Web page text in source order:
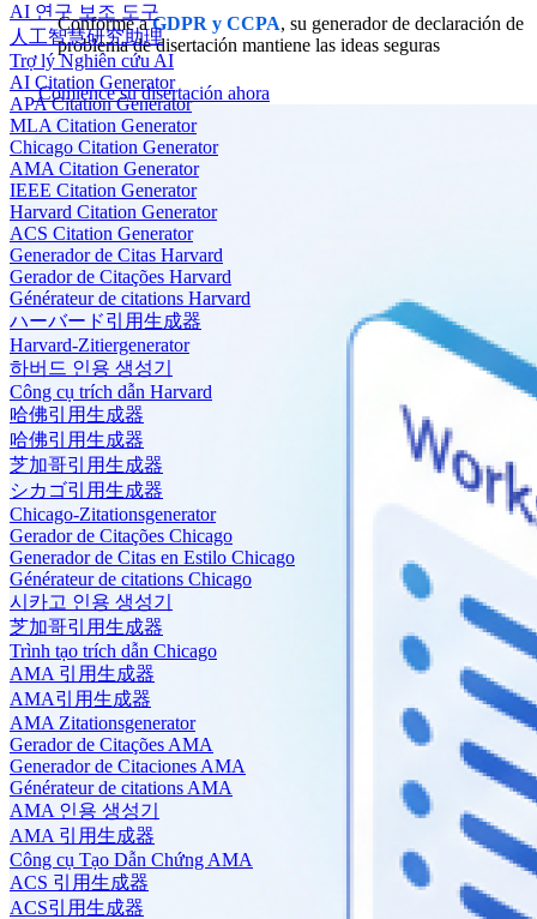
AI 연구 보조 도구
人工智慧研究助理
Trợ lý Nghiên cứu AI
AI Citation Generator
APA Citation Generator
MLA Citation Generator
Chicago Citation Generator
AMA Citation Generator
IEEE Citation Generator
Harvard Citation Generator
ACS Citation Generator
Generador de Citas Harvard
Gerador de Citações Harvard
Générateur de citations Harvard
ハーバード引用生成器
Harvard-Zitiergenerator
하버드 인용 생성기
Công cụ trích dẫn Harvard
哈佛引用生成器
哈佛引用生成器
芝加哥引用生成器
シカゴ引用生成器
Chicago-Zitationsgenerator
Gerador de Citações Chicago
Generador de Citas en Estilo Chicago
Générateur de citations Chicago
시카고 인용 생성기
芝加哥引用生成器
Trình tạo trích dẫn Chicago
AMA 引用生成器
AMA引用生成器
AMA Zitationsgenerator
Gerador de Citações AMA
Generador de Citaciones AMA
Générateur de citations AMA
AMA 인용 생성기
AMA 引用生成器
Công cụ Tạo Dẫn Chứng AMA
ACS 引用生成器
ACS引用生成器
Conforme aGDPR y CCPA, su generador de declaración de
problema de disertación mantiene las ideas seguras
Comience su disertación ahora